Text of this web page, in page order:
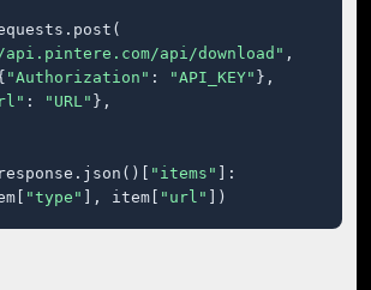
api/download" ,
"Authorization" : "API_KEY" },
: "URL" },
"items"
]:
"type" ], item[ "url" ])